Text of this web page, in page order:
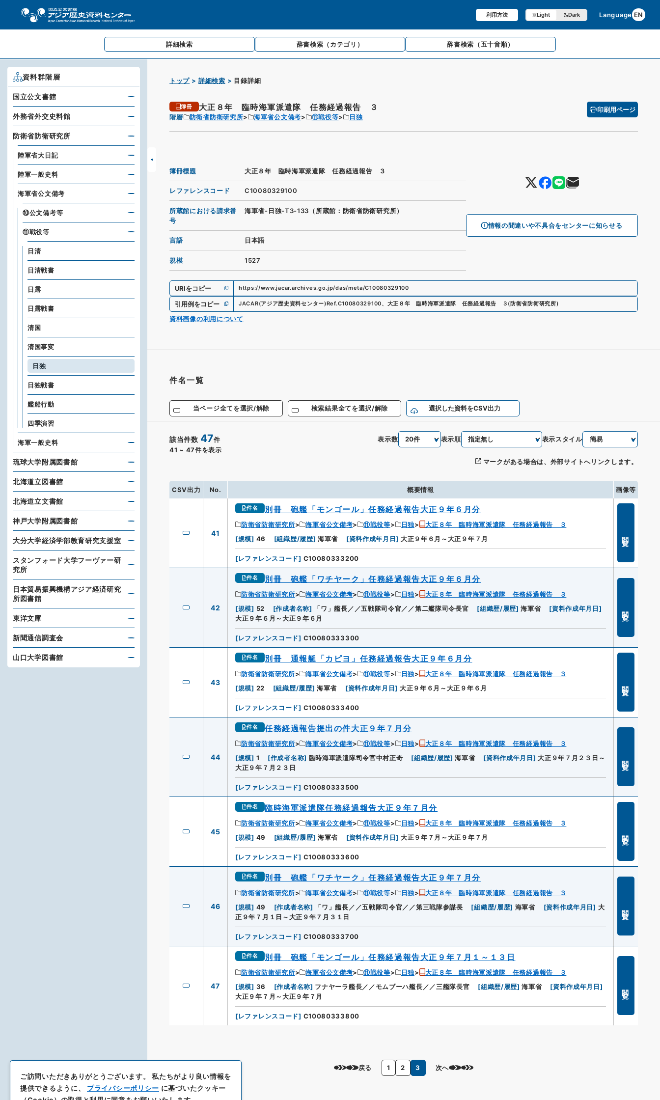
利用方法 Light Dark Language EN
詳細検索 辞書検索 （カテゴリ） 辞書検索 （五十音順）
トップ 詳細検索 目録詳細
簿冊 大正８年 臨時海軍派遣隊 任務経過報告 ３
階層 防衛省防衛研究所 海軍省公文備考 ⑪戦役等 日独
印刷用ページ
情報の間違いや不具合をセンターに知らせる
簿冊標題 大正８年 臨時海軍派遣隊 任務経過報告 ３
レファレンスコード C10080329100
所蔵館における請求番
号
海軍省-日独-T3-133（所蔵館：防衛省防衛研究所）
言語 日本語
規模 1527
URIをコピー https://www.jacar.archives.go.jp/das/meta/C10080329100
引用例をコピー JACAR(アジア歴史資料センター)Ref.C10080329100、 大正８年 臨時海軍派遣隊 任務経過報告 ３ ( 防衛省防衛研究所)
資料画像の利用について
件名一覧
当ページ全てを選択/解除 検索結果全てを選択/解除 選択した資料をCSV出力
該当件数 47件
41 ~ 47件を表示
表示数 表示順 表示スタイル
マークがある場合は、外部サイトへリンクします。
CSV出力 No. 概要情報 画像等
41
件名 別冊 砲艦「モンゴール」任務経過報告大正９年６月分
防衛省防衛研究所 海軍省公文備考 ⑪戦役等 日独
大正８年 臨時海軍派遣隊 任務経過報告 ３
[規模] 46 [組織歴/履歴] 海軍省 [資料作成年月日] 大正９年６月～大正９年７月
[レファレンスコード] C10080333200
42
件名 別冊 砲艦「ワチヤーク」任務経過報告大正９年６月分
防衛省防衛研究所 海軍省公文備考 ⑪戦役等 日独
大正８年 臨時海軍派遣隊 任務経過報告 ３
[規模] 52 [作成者名称] 「ワ」艦長／／五戦隊司令官／／第二艦隊司令長官 [組織歴/履歴] 海軍省 [資料作成年月日]
大正９年６月～大正９年６月
[レファレンスコード] C10080333300
43
件名 別冊 通報艇「カピヨ」任務経過報告大正９年６月分
防衛省防衛研究所 海軍省公文備考 ⑪戦役等 日独
大正８年 臨時海軍派遣隊 任務経過報告 ３
[規模] 22 [組織歴/履歴] 海軍省 [資料作成年月日] 大正９年６月～大正９年６月
[レファレンスコード] C10080333400
44
件名 任務経過報告提出の件大正９年７月分
防衛省防衛研究所 海軍省公文備考 ⑪戦役等 日独
大正８年 臨時海軍派遣隊 任務経過報告 ３
[規模] 1 [作成者名称] 臨時海軍派遣隊司令官中村正奇 [組織歴/履歴] 海軍省 [資料作成年月日] 大正９年７月２３日～
大正９年７月２３日
[レファレンスコード] C10080333500
45
件名 臨時海軍派遣隊任務経過報告大正９年７月分
防衛省防衛研究所 海軍省公文備考 ⑪戦役等 日独
大正８年 臨時海軍派遣隊 任務経過報告 ３
[規模] 49 [組織歴/履歴] 海軍省 [資料作成年月日] 大正９年７月～大正９年７月
[レファレンスコード] C10080333600
46
件名 別冊 砲艦「ワチヤーク」任務経過報告大正９年７月分
防衛省防衛研究所 海軍省公文備考 ⑪戦役等 日独
大正８年 臨時海軍派遣隊 任務経過報告 ３
[規模] 49 [作成者名称] 「ワ」艦長／／五戦隊司令官／／第三戦隊参謀長 [組織歴/履歴] 海軍省 [資料作成年月日] 大
正９年７月１日～大正９年７月３１日
[レファレンスコード] C10080333700
47
件名 別冊 砲艦「モンゴール」任務経過報告大正９年７月１～１３日
防衛省防衛研究所 海軍省公文備考 ⑪戦役等 日独
大正８年 臨時海軍派遣隊 任務経過報告 ３
[規模] 36 [作成者名称] フナヤーラ艦長／／モムブーハ艦長／／三艦隊長官 [組織歴/履歴] 海軍省 [資料作成年月日]
大正９年７月～大正９年７月
[レファレンスコード] C10080333800
戻る 1 2 3 次へ
資料群階層
国立公文書館
外務省外交史料館
防衛省防衛研究所
陸軍省大日記
陸軍一般史料
海軍省公文備考
⑩公文備考等
⑪戦役等
日清
日清戦書
日露
日露戦書
清国
清国事変
日独
日独戦書
艦船行動
四季演習
海軍一般史料
琉球大学附属図書館
北海道立図書館
北海道立文書館
神戸大学附属図書館
大分大学経済学部教育研究支援室
スタンフォード大学フーヴァー研
究所
日本貿易振興機構アジア経済研究
所図書館
東洋文庫
新聞通信調査会
山口大学図書館
ご訪問いただきありがとうございます。私たちがより良い情報を
提供できるように、 プライバシーポリシー に基づいたクッキー